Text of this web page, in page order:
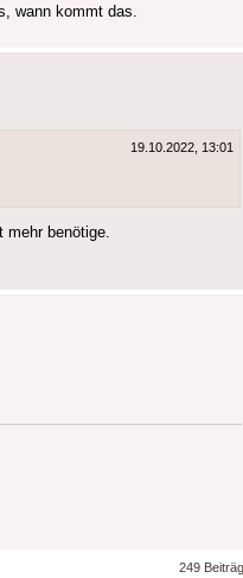
wann kommt das.
19.10.2022, 13:01
benötige.
249